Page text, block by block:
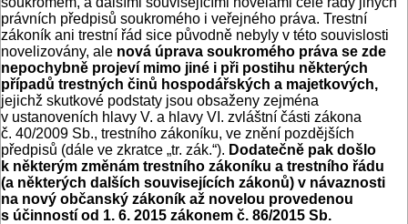
právních předpisů soukromého i veřejného práva. Trestní
zákoník ani trestní řád sice původně nebyly v této souvislosti
novelizovány, ale nová úprava soukromého práva se zde
nepochybně projeví mimo jiné i při postihu některých
případů trestných činů hospodářských a majetkových,
jejichž skutkové podstaty jsou obsaženy zejména
v ustanoveních hlavy V. a hlavy VI. zvláštní části zákona
č. 40/2009 Sb., trestního zákoníku, ve znění pozdějších
předpisů (dále ve zkratce „tr. zák.“). Dodatečně pak došlo
k některým změnám trestního zákoníku a trestního řádu
(a některých dalších souvisejících zákonů) v návaznosti
na nový občanský zákoník až novelou provedenou
s účinností od 1. 6. 2015 zákonem č. 86/2015 Sb.